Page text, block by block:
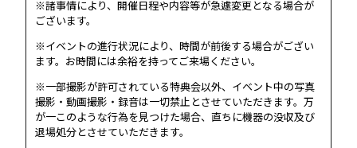
※諸事情により、開催日程や内容等が急遽変更となる場合が
ございます。
※イベントの進行状況により、時間が前後する場合がござい
ます。お時間には余裕を持ってご来場ください。
※一部撮影が許可されている特典会以外、イベント中の写真
撮影・動画撮影・録音は一切禁止とさせていただきます。万
が一このような行為を見つけた場合、直ちに機器の没収及び
退場処分とさせていただきます。
DISCOGRAPHY
UNIVERSE JAPAN